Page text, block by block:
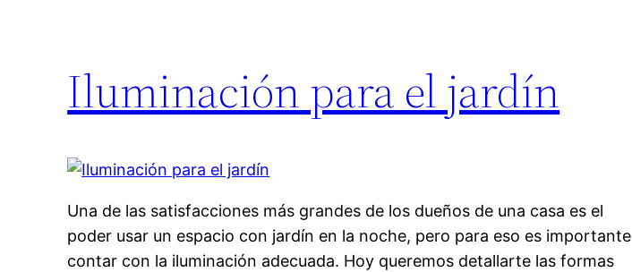
Iluminación para el jardín
Una de las satisfacciones más grandes de los dueños de una casa es el
poder usar un espacio con jardín en la noche, pero para eso es importante
contar con la iluminación adecuada. Hoy queremos detallarte las formas